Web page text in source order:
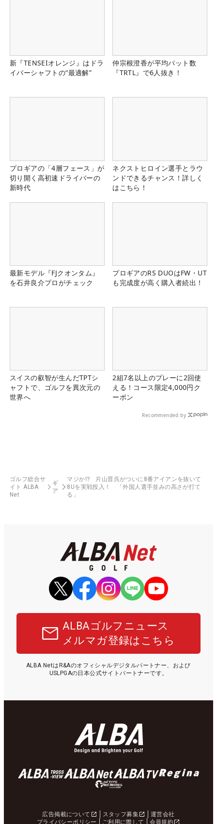
新『TENSEIオレンジ』はドラ
イバーシャフトの“最適解”
仲宗根澄香が平均パット数
『TRTL』で6人抜き！
プロギアの「4層フェース」が
切り開く高初速ドライバーの
新時代
ネクストヒロイン選手とラウ
ンドできるチャンス！詳しく
はこちら！
最新モデル『FJクオンタム』
を石井良介プロがチェック
プロギアのRS DUOはFW・UT
も完成度が高く購入者続出！
スイスの叡智が生んだTPTシ
ャフトで、ゴルフを異次元の
世界へ
2組7名以上のプレーに2回使
える！コース限定4,000円ク
ーポン
Recommended by
ゴルフ総合サ
イト ALBA
Net
ギ
ア
マジか⁉ 片山晋呉がついに8番アイアンを抜いて
8Uを実戦投入！ 「外国人選手並みの高さが打て
る」
ALBAゴルフニュース
メルマガ登録はこちら
ALBA NetはR&Aのオフィシャルデジタルパートナー、および
USLPGAの日本公式サイトパートナーです。
広告掲載について スタッフ募集
運営会社
プライバシーポリシー
ご利用に際して 会員規約